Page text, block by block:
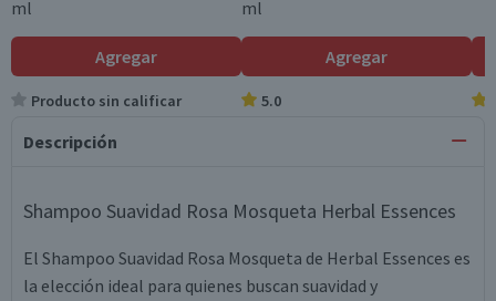
ml
Agregar
Producto sin calificar
ml
Agregar
5.0
Descripción
Shampoo Suavidad Rosa Mosqueta Herbal Essences
El Shampoo Suavidad Rosa Mosqueta de Herbal Essences es
la elección ideal para quienes buscan suavidad y